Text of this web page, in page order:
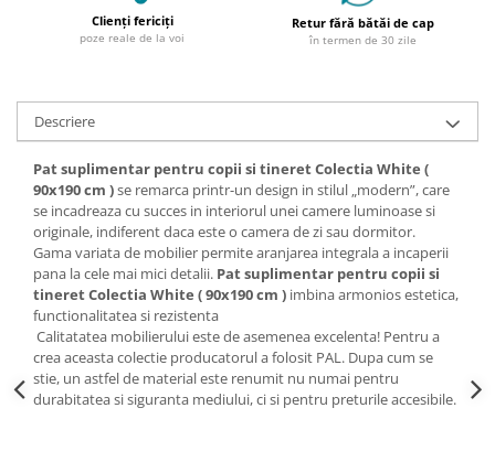
Clienți fericiți
poze reale de la voi
Retur fără bătăi de cap
în termen de 30 zile
Descriere
Pat suplimentar pentru copii si tineret Colectia White (
90x190 cm )se remarca printr-un design in stilul „modern”, care
se incadreaza cu succes in interiorul unei camere luminoase si
originale, indiferent daca este o camera de zi sau dormitor.
Gama variata de mobilier permite aranjarea integrala a incaperii
pana la cele mai mici detalii. Pat suplimentar pentru copii si
tineret Colectia White ( 90x190 cm ) imbina armonios estetica,
functionalitatea si rezistenta
Calitatatea mobilierului este de asemenea excelenta! Pentru a
crea aceasta colectie producatorul a folosit PAL. Dupa cum se
stie, un astfel de material este renumit nu numai pentru
durabitatea si siguranta mediului, ci si pentru preturile accesibile.